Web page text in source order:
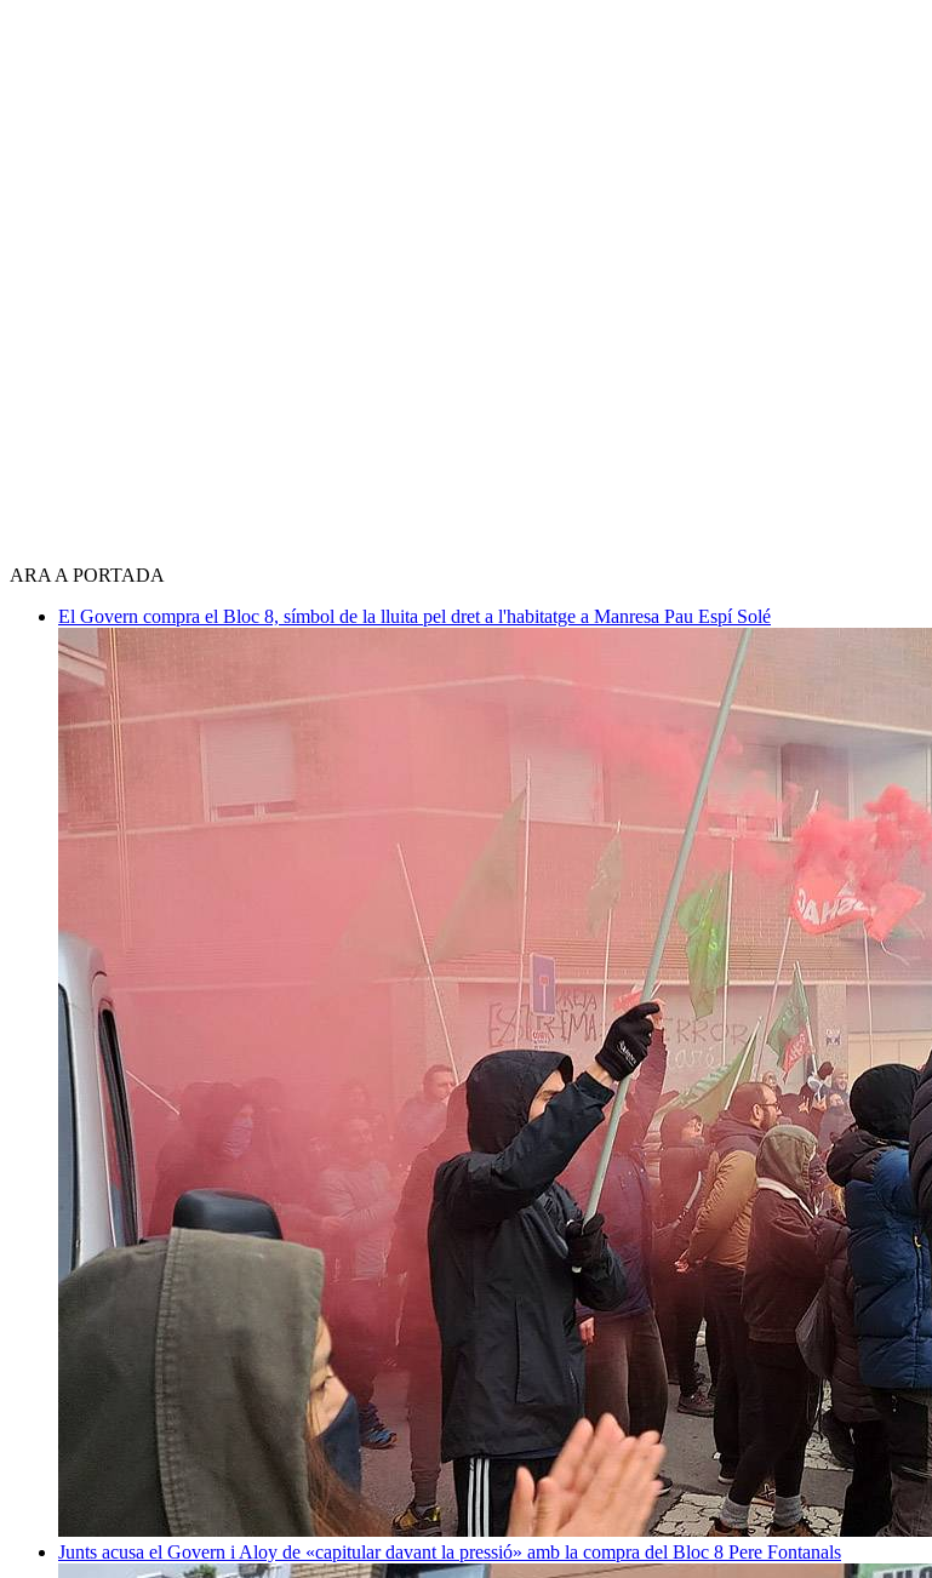
ARA A PORTADA
El Govern compra el Bloc 8, símbol de la lluita pel dret a l'habitatge a Manresa Pau Espí Solé
Junts acusa el Govern i Aloy de «capitular davant la pressió» amb la compra del Bloc 8 Pere Fontanals